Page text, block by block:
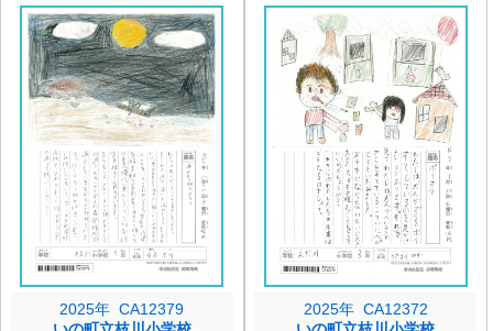
2025年 CA12379
2025年 CA12372